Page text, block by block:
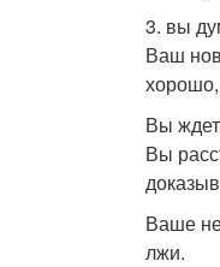
3. вы
Ваш
Вы
Вы
Ваше
лжи.